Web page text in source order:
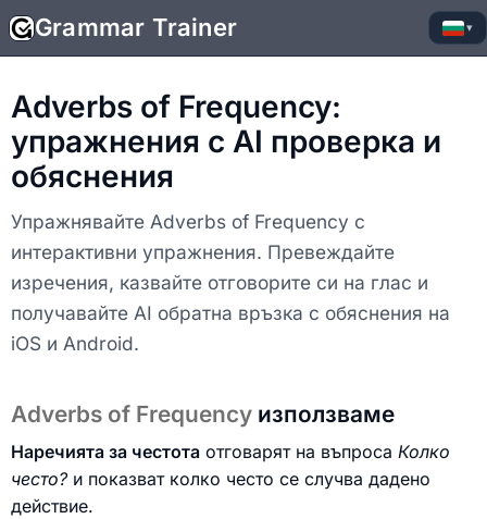
Grammar Trainer ▾
Adverbs of Frequency:
упражнения с AI проверка и
обяснения
Упражнявайте Adverbs of Frequency с
интерактивни упражнения. Превеждайте
изречения, казвайте отговорите си на глас и
получавайте AI обратна връзка с обяснения на
iOS и Android.
Adverbs of Frequency използваме
Наречията за честота отговарят на въпроса Колко
често?и показват колко често се случва дадено
действие.